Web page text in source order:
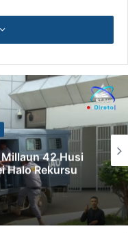
42 Husi
Rekursu